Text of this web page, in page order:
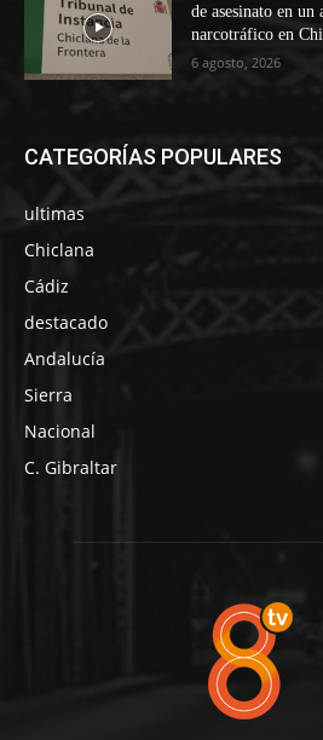
de asesinato en un
narcotráfico en
6 agosto, 2026
CATEGORÍAS POPULARES
ultimas
Chiclana
Cádiz
destacado
Andalucía
Sierra
Nacional
C. Gibraltar